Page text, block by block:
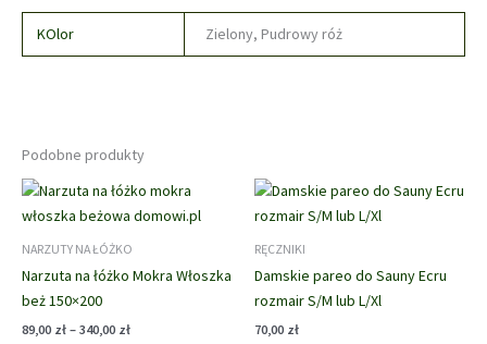
KOlor Zielony, Pudrowy róż
Podobne produkty
NARZUTY NA ŁÓŻKO
Narzuta na łóżko Mokra Włoszka
beż 150×200
89,00 zł – 340,00 złZakres
RĘCZNIKI
Damskie pareo do Sauny Ecru
rozmair S/M lub L/Xl
70,00 zł